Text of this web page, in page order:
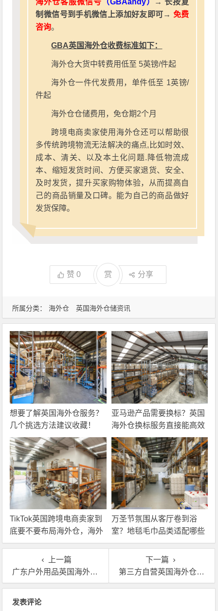
所属分类： 海外仓 英国海外仓储资讯
海外仓客服微信号 （GBAandy）
→ 长按复
制微信号到手机微信上添加好友即可→ 免费
咨询。
GBA英国海外仓收费标准如下：
海外仓大货中转费用低至 5英镑/件起
海外仓一件代发费用，单件低至 1英镑/
件起
海外仓仓储费用，免仓期2个月
跨境电商卖家使用海外仓还可以帮助很
多传统跨境物流无法解决的痛点,比如时效、
成本、清关、以及本土化问题.降低物流成
本、缩短发货时间、方便买家退货、安全、
及时发货，提升买家购物体验，从而提高自
己的商品销量及口碑。能为自己的商品做好
发货保障。
赞0 赏 分享
想要了解英国海外仓服务？
几个挑选方法建议收藏！
亚马逊产品需要换标？英国
海外仓换标服务直接能高效
解决！
TikTok英国跨境电商卖家到
底要不要布局海外仓，海外
仓优势分析！
万圣节氛围从客厅卷到浴
室？地毯毛巾品类适配哪些
海外仓服务？
上一篇
广东户外用品英国海外仓一件代发，这些坑你真的不能踩
下一篇
第三方自营英国海外仓，电子产品卖家都在找的”避坑方案”
发表评论